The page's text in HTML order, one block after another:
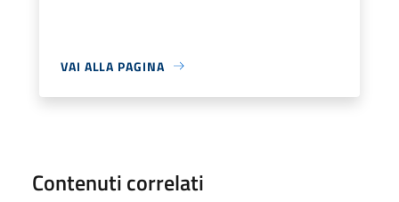
VAI ALLA PAGINA
Contenuti correlati